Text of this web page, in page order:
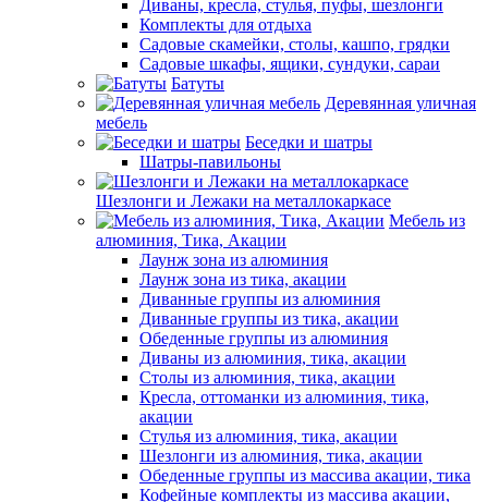
Диваны, кресла, стулья, пуфы, шезлонги
Комплекты для отдыха
Садовые скамейки, столы, кашпо, грядки
Садовые шкафы, ящики, сундуки, сараи
Батуты
Деревянная уличная
мебель
Беседки и шатры
Шатры-павильоны
Шезлонги и Лежаки на металлокаркасе
Мебель из
алюминия, Тика, Акации
Лаунж зона из алюминия
Лаунж зона из тика, акации
Диванные группы из алюминия
Диванные группы из тика, акации
Обеденные группы из алюминия
Диваны из алюминия, тика, акации
Столы из алюминия, тика, акации
Кресла, оттоманки из алюминия, тика,
акации
Стулья из алюминия, тика, акации
Шезлонги из алюминия, тика, акации
Обеденные группы из массива акации, тика
Кофейные комплекты из массива акации,